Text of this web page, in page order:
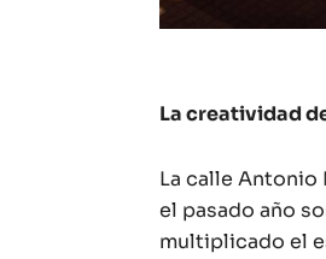
La creatividad
La calle Antonio
el pasado año
multiplicado el